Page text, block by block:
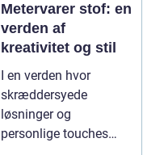
Metervarer stof: en
verden af
kreativitet og stil
I en verden hvor
skræddersyede
løsninger og
personlige touches